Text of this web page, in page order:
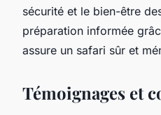
sécurité et le bien-être
préparation informée
assure un safari sûr et
Témoignages et